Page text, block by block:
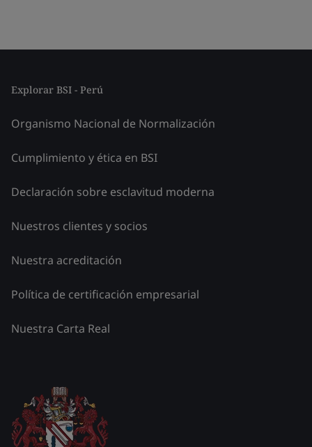
Explorar BSI - Perú
Organismo Nacional de Normalización
Cumplimiento y ética en BSI
Declaración sobre esclavitud moderna
Nuestros clientes y socios
Nuestra acreditación
Política de certificación empresarial
Nuestra Carta Real